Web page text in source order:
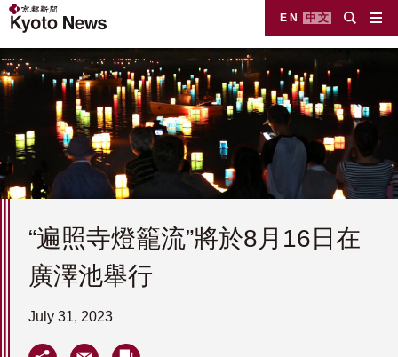
EN 中文
“遍照寺燈籠流”將於8月16日在
廣澤池舉行
July 31, 2023